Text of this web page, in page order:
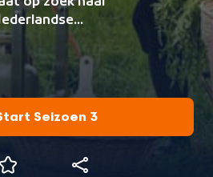
Waar
waar gaat het
Seizoen 3